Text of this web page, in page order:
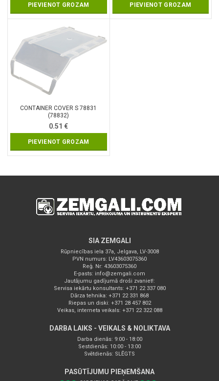
PIEVIENOT GROZAM PIEVIENOT GROZAM
CONTAINER COVER S 78831
(78832)
0.51€
PIEVIENOT GROZAM
SIA ZEMGALI
Rūpniecības iela 37a, Jelgava, LV-3008
PVN numurs: LV43603075360
Reģ. Nr: 43603075360
E-pasts: info@zemgali.com
Jautājumu gadījumā droši zvaniet!:
Servisa iekārtu konsultants: +371 22 337 080
Dārza tehnika: +371 22 331 868
Riepas un diski: +371 28 457 802
Veikas, interneta veikals: +371 22 322 088
DARBA LAIKS - VEIKALS & NOLIKTAVA
Darba dienās: 9:00 - 18:00
Sestdienās: 10:00 - 13:00
Svētdienās: SLĒGTS
PASŪTĪJUMU PIEŅEMŠANA